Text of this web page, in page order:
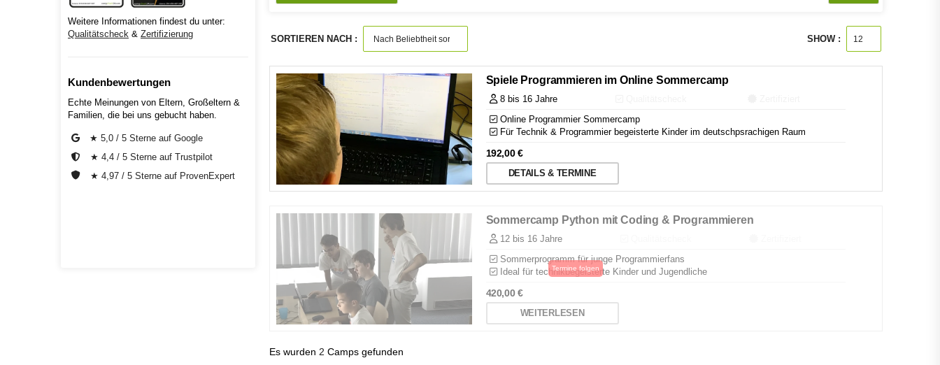
Weitere Informationen findest du unter:
Qualitätscheck & Zertifizierung
Kundenbewertungen
Echte Meinungen von Eltern, Großeltern &
Familien, die bei uns gebucht haben.
★ 5,0 / 5 Sterne auf Google
★ 4,4 / 5 Sterne auf Trustpilot
★ 4,97 / 5 Sterne auf ProvenExpert
SORTIEREN NACH : SHOW :
Spiele Programmieren im Online Sommercamp
8 bis 16 Jahre
Online Programmier Sommercamp
Für Technik & Programmier begeisterte Kinder im deutschpsrachigen Raum
192,00€
DETAILS & TERMINE
Sommercamp Python mit Coding & Programmieren
12 bis 16 Jahre
Sommerprogramm für junge Programmierfans
Ideal für technikbegeisterte Kinder und Jugendliche
420,00€
WEITERLESEN
Es wurden 2 Camps gefunden